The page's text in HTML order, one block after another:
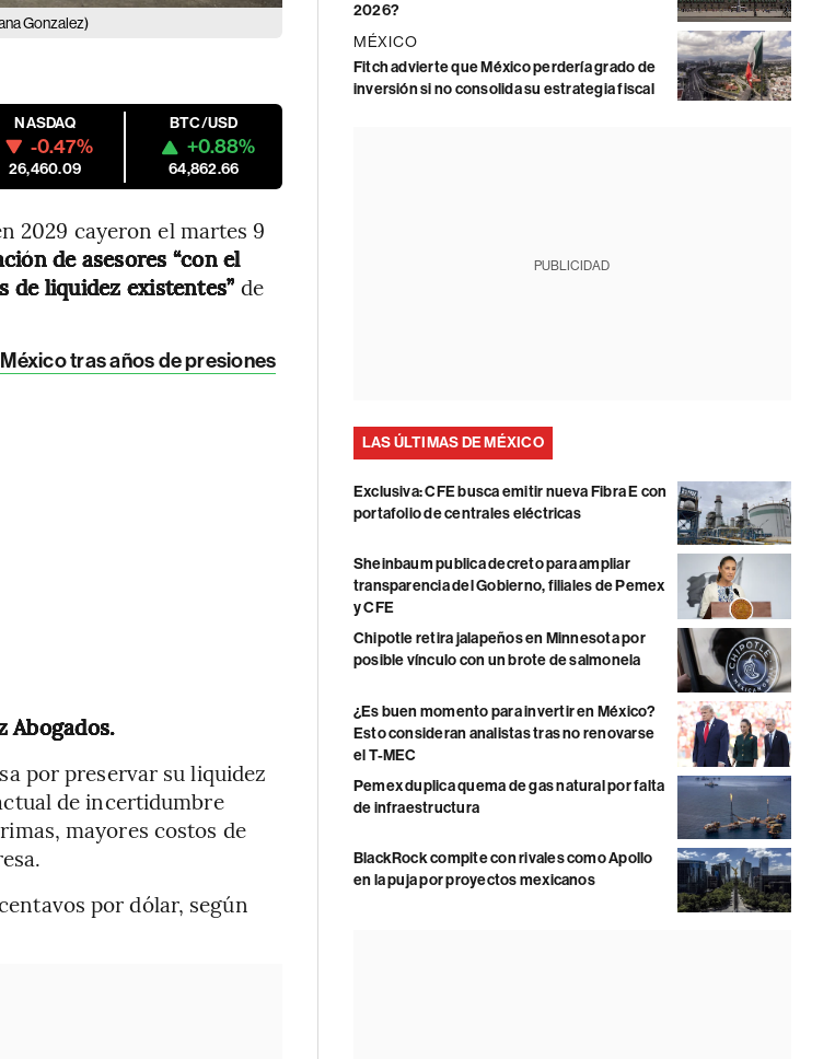
Gonzalez)
NASDAQ
-0.47%
26,460.09
BTC/USD
+0.88%
64,862.66
2029 cayeron el martes 9
de asesores “con el
de liquidez existentes” de
tras años de presiones
Abogados.
por preservar su liquidez
de incertidumbre
mayores costos de
por dólar, según
2026?
MÉXICO
Fitch advierte que México perdería grado de
inversión si no consolida su estrategia fiscal
PUBLICIDAD
LAS ÚLTIMAS DE MÉXICO
Exclusiva: CFE busca emitir nueva Fibra E con
portafolio de centrales eléctricas
Sheinbaum publica decreto para ampliar
transparencia del Gobierno, filiales de Pemex
y CFE
Chipotle retira jalapeños en Minnesota por
posible vínculo con un brote de salmonela
¿Es buen momento para invertir en México?
Esto consideran analistas tras no renovarse
el T-MEC
Pemex duplica quema de gas natural por falta
de infraestructura
BlackRock compite con rivales como Apollo
en la puja por proyectos mexicanos